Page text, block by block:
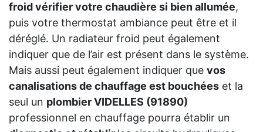
froid vérifier votre chaudière si bien allumée,
puis votre thermostat ambiance peut être et il
déréglé. Un radiateur froid peut également
indiquer que de l’air est présent dans le système.
Mais aussi peut également indiquer que vos
canalisations de chauffage est bouchées et la
seul un plombier VIDELLES (91890)
professionnel en chauffage pourra établir un